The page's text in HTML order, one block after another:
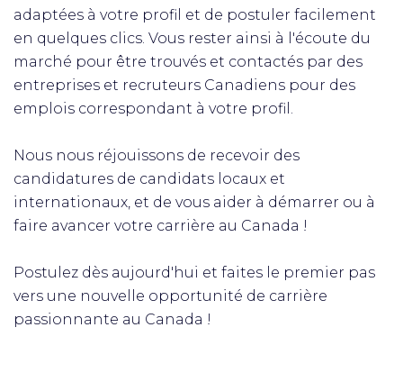
adaptées à votre profil et de postuler facilement
en quelques clics. Vous rester ainsi à l'écoute du
marché pour être trouvés et contactés par des
entreprises et recruteurs Canadiens pour des
emplois correspondant à votre profil.
Nous nous réjouissons de recevoir des
candidatures de candidats locaux et
internationaux, et de vous aider à démarrer ou à
faire avancer votre carrière au Canada !
Postulez dès aujourd'hui et faites le premier pas
vers une nouvelle opportunité de carrière
passionnante au Canada !